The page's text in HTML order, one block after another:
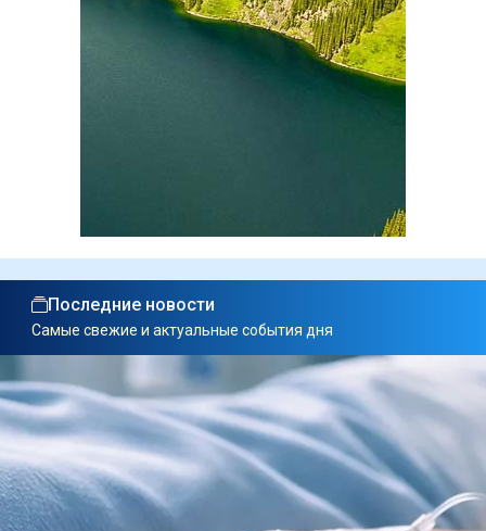
Последние новости
Самые свежие и актуальные события дня